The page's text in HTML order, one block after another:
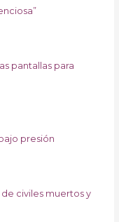
pantallas para
presión
civiles muertos y